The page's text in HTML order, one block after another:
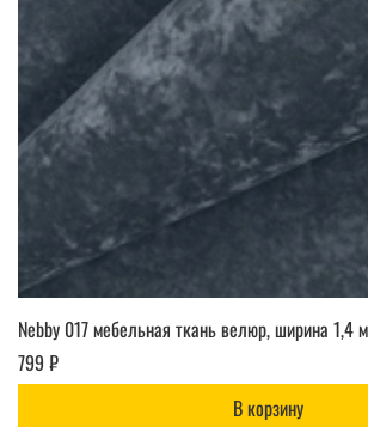
Nebby 017 мебельная ткань велюр, ширина 1,4 м
799 ₽
В корзину